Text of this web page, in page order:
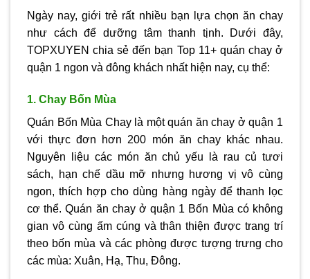
Ngày nay, giới trẻ rất nhiều bạn lựa chọn ăn chay
như cách để dưỡng tâm thanh tịnh. Dưới đây,
TOPXUYEN chia sẻ đến bạn Top 11+ quán chay ở
quận 1 ngon và đông khách nhất hiện nay, cụ thể:
1. Chay Bốn Mùa
Quán Bốn Mùa Chay là một quán ăn chay ở quận 1
với thực đơn hơn 200 món ăn chay khác nhau.
Nguyên liệu các món ăn chủ yếu là rau củ tươi
sách, hạn chế dầu mỡ nhưng hương vị vô cùng
ngon, thích hợp cho dùng hàng ngày để thanh lọc
cơ thể. Quán ăn chay ở quận 1 Bốn Mùa có không
gian vô cùng ấm cúng và thân thiện được trang trí
theo bốn mùa và các phòng được tượng trưng cho
các mùa: Xuân, Hạ, Thu, Đông.